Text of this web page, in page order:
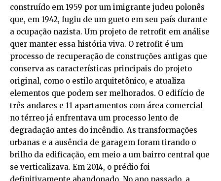
construído em 1959 por um imigrante judeu polonês
que, em 1942, fugiu de um gueto em seu país durante
a ocupação nazista. Um projeto de retrofit em análise
quer manter essa história viva. O retrofit é um
processo de recuperação de construções antigas que
conserva as características principais do projeto
original, como o estilo arquitetônico, e atualiza
elementos que podem ser melhorados. O edifício de
três andares e 11 apartamentos com área comercial
no térreo já enfrentava um processo lento de
degradação antes do incêndio. As transformações
urbanas e a ausência de garagem foram tirando o
brilho da edificação, em meio a um bairro central que
se verticalizava. Em 2014, o prédio foi
definitivamente abandonado. No ano passado, a